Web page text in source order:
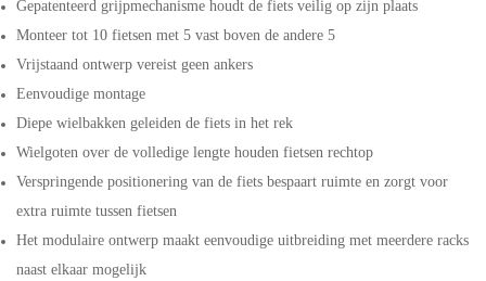
Gepatenteerd grijpmechanisme houdt de fiets veilig op zijn plaats
Monteer tot 10 fietsen met 5 vast boven de andere 5
Vrijstaand ontwerp vereist geen ankers
Eenvoudige montage
Diepe wielbakken geleiden de fiets in het rek
Wielgoten over de volledige lengte houden fietsen rechtop
Verspringende positionering van de fiets bespaart ruimte en zorgt voor
extra ruimte tussen fietsen
Het modulaire ontwerp maakt eenvoudige uitbreiding met meerdere racks
naast elkaar mogelijk